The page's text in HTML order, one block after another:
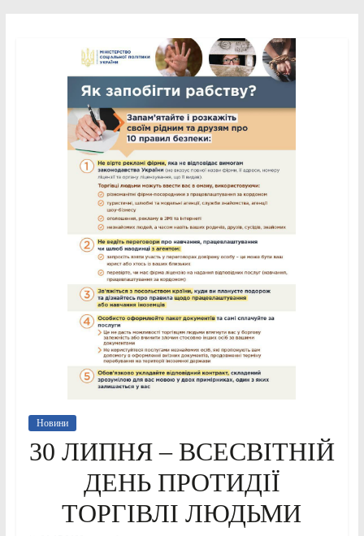
Новини
30 ЛИПНЯ – ВСЕСВІТНІЙ
ДЕНЬ ПРОТИДІЇ
ТОРГІВЛІ ЛЮДЬМИ